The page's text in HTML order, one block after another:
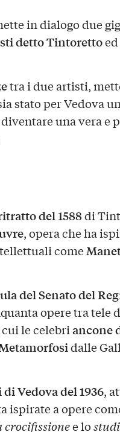
in dialogo due
detto Tintorettoed
tra i due artisti,
stato per Vedova
una vera e
del 1588di
, opera che ha
come
del Senato del
opere tra tele
le celebriancone
dalle
Vedova del 1936,
ispirate a opere
crocifissionee lo